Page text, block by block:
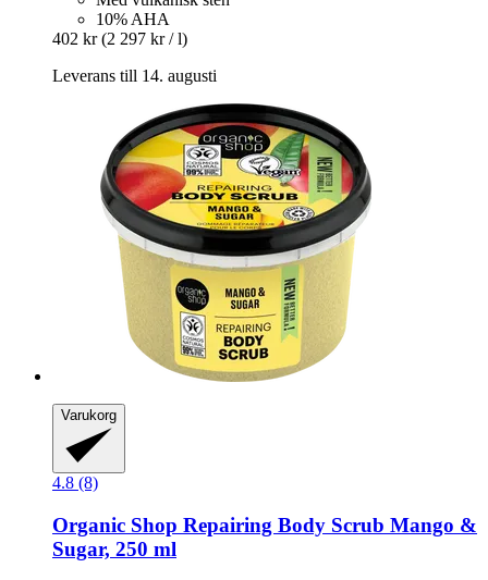
10% AHA
402 kr (2 297 kr / l)
Leverans till 14. augusti
Varukorg
4.8 (8)
Organic Shop Repairing Body Scrub Mango &
Sugar, 250 ml